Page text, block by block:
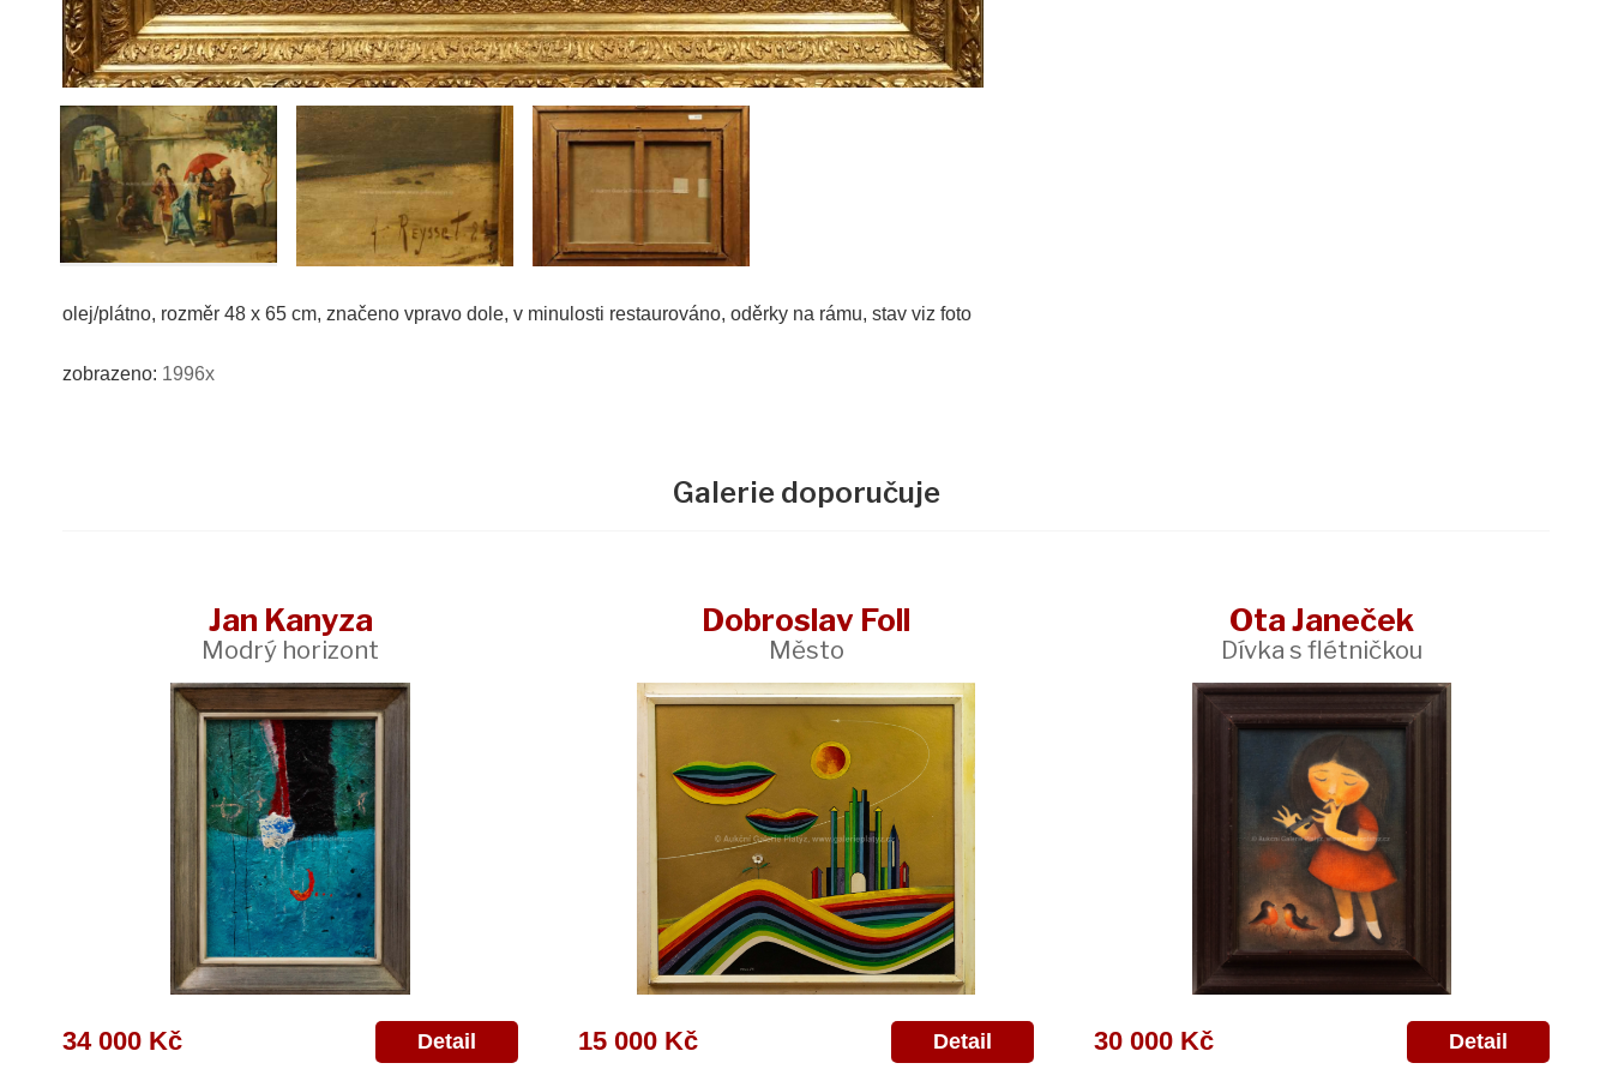
olej/plátno, rozměr 48 x 65 cm, značeno vpravo dole, v minulosti restaurováno, oděrky na rámu, stav viz foto
zobrazeno: 1996x
Galerie doporučuje
Jan Kanyza
Modrý horizont
34 000 Kč Detail
Dobroslav Foll
Město
15 000 Kč Detail
Ota Janeček
Dívka s flétničkou
30 000 Kč Detail